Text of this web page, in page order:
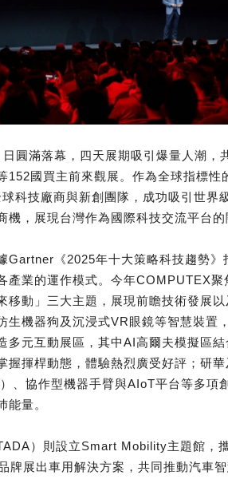
圓滿落幕，四天展期吸引爆量人潮，
152國買主前來觀展。作為全球指標性
科技廠商與新創團隊，成功吸引世界
機，展現台灣作為國際科技交流平台的
Gartner《2025年十大策略科技趨勢》
產業的運作模式。今年COMPUTEX聚
移動」三大主題，展現前瞻技術發展
生機器狗及沉浸式VR眼鏡等智慧裝置
多元互動展區，其中AI高爾夫模擬區
握揮桿動態，體驗熱烈廣受好評；研
、協作型機器手臂與AIoT平台等多項
能量。
）則設立Smart Mobility主題館，
牌展出車用解決方案，共同推動汽車